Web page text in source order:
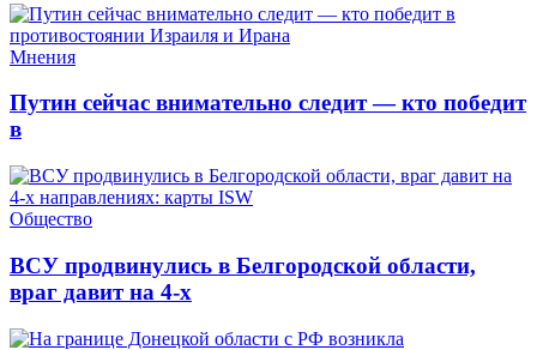
Мнения
Путин сейчас внимательно следит — кто победит
в
Общество
ВСУ продвинулись в Белгородской области,
враг давит на 4-х